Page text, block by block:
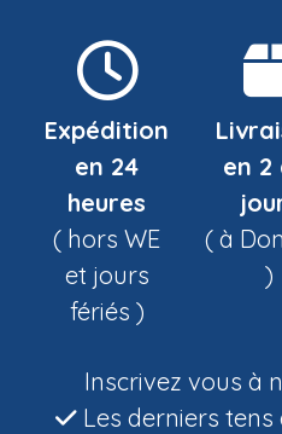
Expédition
en 24
heures
( hors WE
et jours
fériés )
en 2
( à
)
Inscrivez vous à
Les derniers tens